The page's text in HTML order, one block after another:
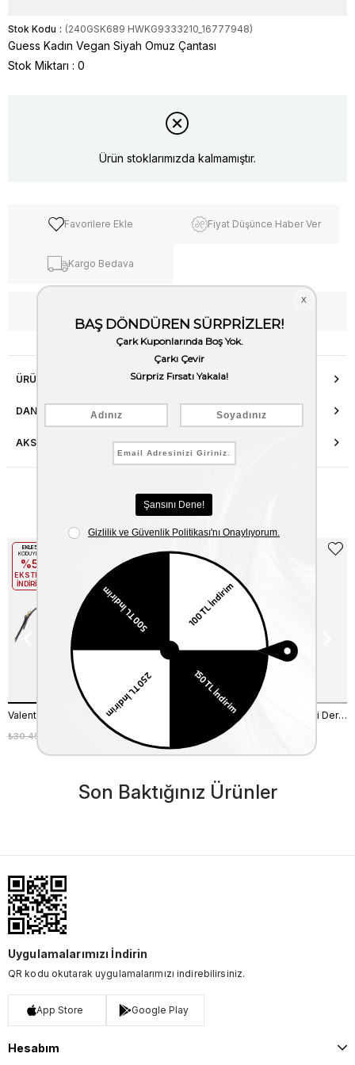
Stok Kodu (240GSK689 HWKG9333210_16777948)
Guess Kadın Vegan Siyah Omuz Çantası
Stok Miktarı : 0
Ürün stoklarımızda kalmamıştır.
Favorilere Ekle Fiyat Düşünce Haber Ver
Kargo Bedava
ÜRÜN ÖZELLIKLERI
DANIŞMA HATTI
AKSESUAR ONARIMI
Benzer Ürünler
₺27.405,00
₺30.450,00 %10
EKLE5
KODUYLA
%5
EKSTRA
İNDİRİM
Valentino Orlandi Kadın Hakiki Deri Bordo Omuz Çantası
₺20.450,00
KODUYLA
%5
Son Baktığınız Ürünler
Uygulamalarımızı İndirin
QR kodu okutarak uygulamalarımızı indirebilirsiniz.
App Store Google Play
Hesabım